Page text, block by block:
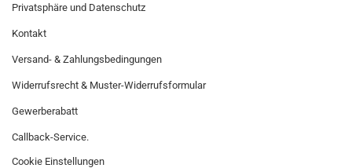
Privatsphäre und Datenschutz
Kontakt
Versand- & Zahlungsbedingungen
Widerrufsrecht & Muster-Widerrufsformular
Gewerberabatt
Callback-Service.
Cookie Einstellungen